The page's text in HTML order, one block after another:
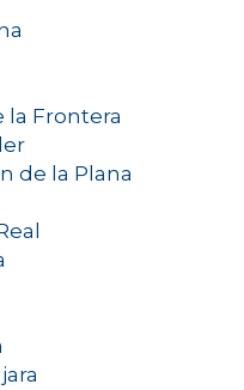
la Frontera
de la Plana